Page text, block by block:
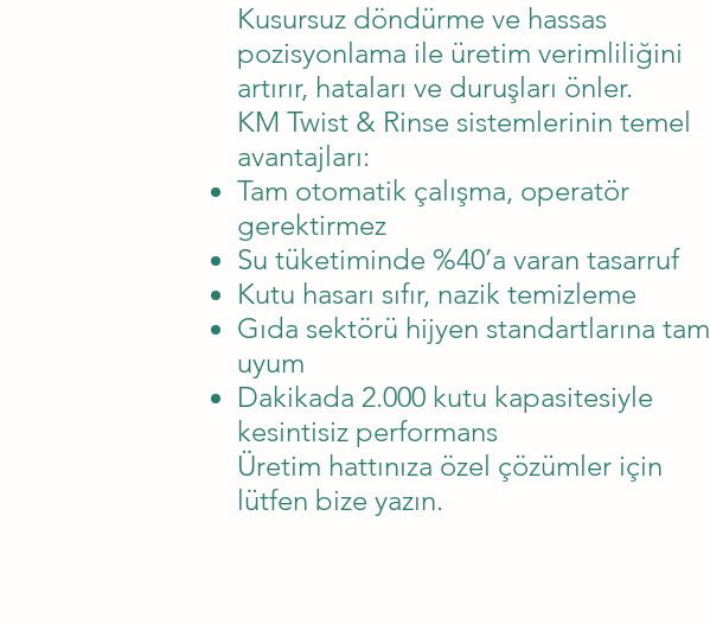
Kusursuz döndürme ve hassas
pozisyonlama ile üretim verimliliğini
artırır, hataları ve duruşları önler.
KM Twist & Rinse sistemlerinin temel
avantajları:
Tam otomatik çalışma, operatör
gerektirmez
Su tüketiminde %40’a varan tasarruf
Kutu hasarı sıfır, nazik temizleme
Gıda sektörü hijyen standartlarına tam
uyum
Dakikada 2.000 kutu kapasitesiyle
kesintisiz performans
Üretim hattınıza özel çözümler için
lütfen bize yazın.